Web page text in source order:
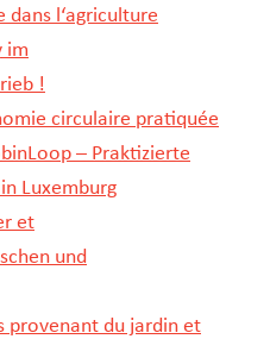
l‘agriculture
im
!
circulaire pratiquée
– Praktizierte
Luxemburg
et
und
provenant du jardin et